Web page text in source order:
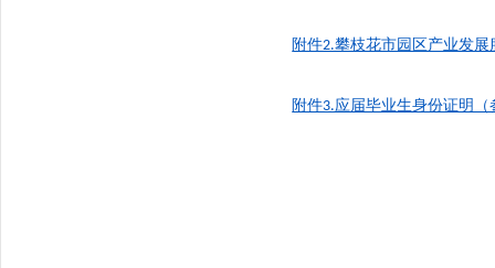
附件2.攀枝花市园区产业发
附件3.应届毕业生身份证明（